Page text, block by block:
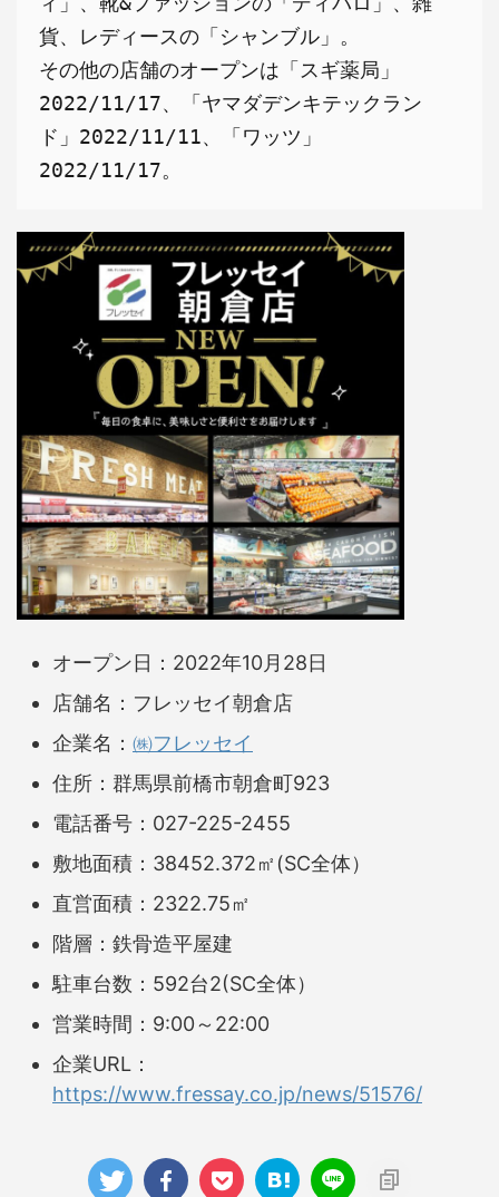
貨、レディースの「シャンブル」。
その他の店舗のオープンは「スギ薬局」
2022/11/17、「ヤマダデンキテックラン
ド」2022/11/11、「ワッツ」
オープン日：2022年10月28日
店舗名：フレッセイ朝倉店
企業名： ㈱フレッセイ
住所：群馬県前橋市朝倉町923
電話番号：027-225-2455
敷地面積：38452.372㎡(SC全体）
直営面積：2322.75㎡
階層：鉄骨造平屋建
駐車台数：592台2(SC全体）
営業時間：9:00～22:00
企業URL：
https://www.fressay.co.jp/news/51576/